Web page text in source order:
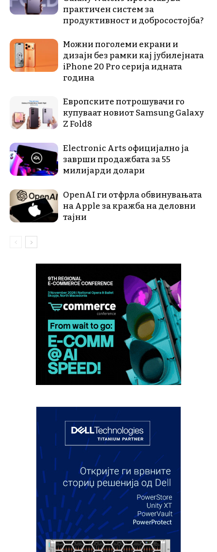
практичен систем за
продуктивност и добросостојба?
Можни поголеми екрани и
дизајн без рамки кај јубилејната
iPhone 20 Pro серија идната
година
Европските потрошувачи го
купуваат новиот Samsung Galaxy
Z Fold8
Electronic Arts официјално ја
заврши продажбата за 55
милијарди долари
OpenAI ги отфрла обвинувањата
на Apple за кражба на деловни
тајни